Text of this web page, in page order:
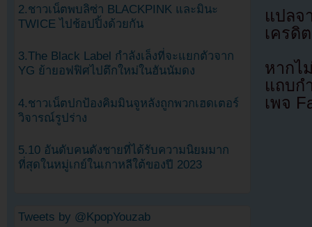
แปล
เครดิ
หากไ
แถบก
เพจ
2.ชาวเน็ตพบลิซ่า BLACKPINK และมินะ
TWICE ไปช้อปปิ้งด้วยกัน
3.The Black Label กำลังเล็งที่จะแยกตัวจาก
YG ย้ายอฟฟิศไปตึกใหม่ในฮันนัมดง
4.ชาวเน็ตปกป้องคิมมินจูหลังถูกพวกเฮดเตอร์
วิจารณ์รูปร่าง
5.10 อันดับคนดังชายที่ได้รับความนิยมมาก
ที่สุดในหมู่เกย์ในเกาหลีใต้ของปี 2023
Tweets by @KpopYouzab